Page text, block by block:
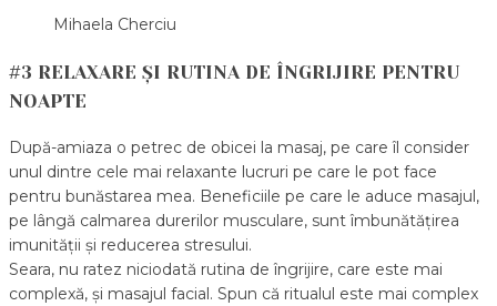
Mihaela Cherciu
#3 RELAXARE ȘI RUTINA DE ÎNGRIJIRE PENTRU
NOAPTE
După-amiaza o petrec de obicei la masaj, pe care îl consider
unul dintre cele mai relaxante lucruri pe care le pot face
pentru bunăstarea mea. Beneficiile pe care le aduce masajul,
pe lângă calmarea durerilor musculare, sunt îmbunătățirea
imunității și reducerea stresului.
Seara, nu ratez niciodată rutina de îngrijire, care este mai
complexă, și masajul facial. Spun că ritualul este mai complex